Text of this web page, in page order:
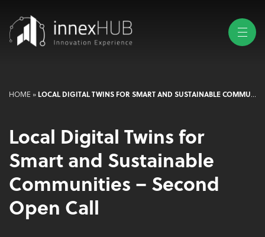
HOME » LOCAL DIGITAL TWINS FOR SMART AND SUSTAINABLE COMMUNITIES – SECOND OPEN CALL
Local Digital Twins for
Smart and Sustainable
Communities – Second
Open Call